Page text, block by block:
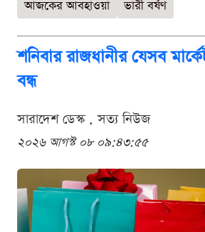
আজকের আবহাওয়া
ভারী বর্ষণ
শনিবার রাজধানীর যেসব
বন্ধ
সারাদেশ ডেস্ক . সত্য নিউজ
২০২৬ আগস্ট ০৮ ০৯:৪৩:৫৫